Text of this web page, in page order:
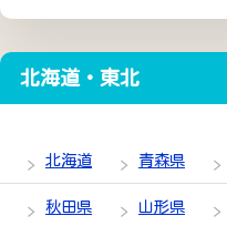
北海道・東北
北海道 青森県
秋田県 山形県